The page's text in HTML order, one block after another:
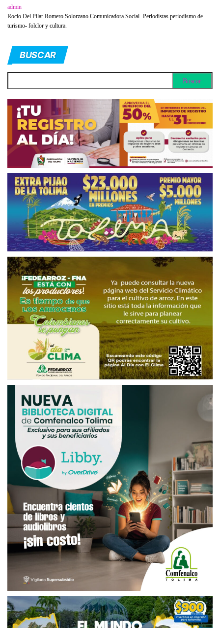
admin
Rocio Del Pilar Romero Solorzano Comunicadora Social -Periodistas periodismo de
turismo- folclor y cultura.
BUSCAR